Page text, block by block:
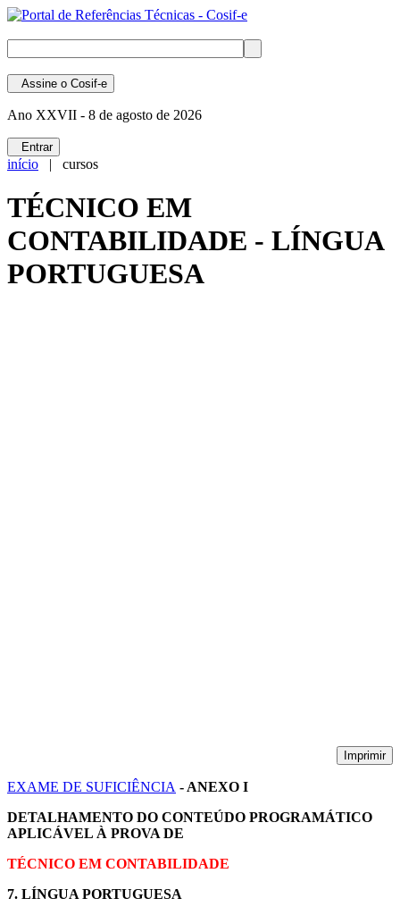
Assine o Cosif-e
Ano XXVII - 8 de agosto de 2026
Entrar
início | cursos
TÉCNICO EM
CONTABILIDADE - LÍNGUA
PORTUGUESA
Imprimir
EXAME DE SUFICIÊNCIA - ANEXO I
DETALHAMENTO DO CONTEÚDO PROGRAMÁTICO
APLICÁVEL À PROVA DE
TÉCNICO EM CONTABILIDADE
7. LÍNGUA PORTUGUESA